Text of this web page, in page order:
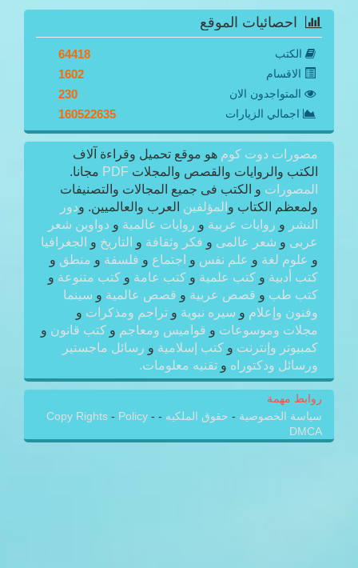
احصائيات الموقع
الكتب 64418
الاقسام 1602
المتواجدون الان 230
اجمالي الزيارات 160522635
مصورات دوت كوم هو موقع تحميل وقراءة آلاف
الكتب والروايات والقصص والمجلات PDF مجانا.
المصورات و الكتب فى جميع المجالات والتصنيفات
ولمعظم الكتاب و المؤلفين العرب والعالميين. ودور
النشر و روايات عربية و روايات عالمية و دواوين شعر
عربى و شعر عالمى و فكر وثقافة و التاريخ و الجغرافيا
و علوم لغة و علم نفس و اجتماع و فلسفة و منطق و
كتب أدبية و كتب علمية و كتب عامة و كتب متنوعة و
كتب طب و قصص عربية و قصص عالمية و سينما
وفنون وإعلام و سيره نبوية و تراجم ومذكرات و
مجلات وموسوعات و قواميس ومعاجم و كتب قانون و
كمبيوتر وإنترنت و كتب إسلامية و رسائل ماجستير
ورسائل ودكتوراه و تقنيه معلومات.
روابط مهمة
سياسة الخصوصية - حقوق الملكيه -
Copy Rights - Policy -
DMCA